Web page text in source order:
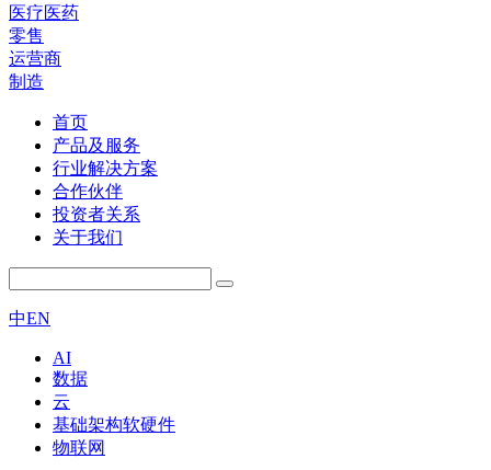
医疗医药
零售
运营商
制造
首页
产品及服务
行业解决方案
合作伙伴
投资者关系
关于我们
中EN
AI
数据
云
基础架构软硬件
物联网